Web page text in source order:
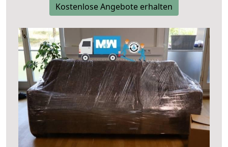
Kostenlose Angebote erhalten